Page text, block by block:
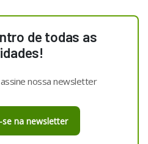
de todas as
nossa newsletter
se na newsletter